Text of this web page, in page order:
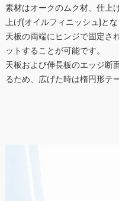
素材はオークのムク材、仕上
上げ(オイルフィニッシュ)とな
天板の両端にヒンジで固定さ
ットすることが可能です。
天板および伸長板のエッジ断
るため、広げた時は楕円形テ